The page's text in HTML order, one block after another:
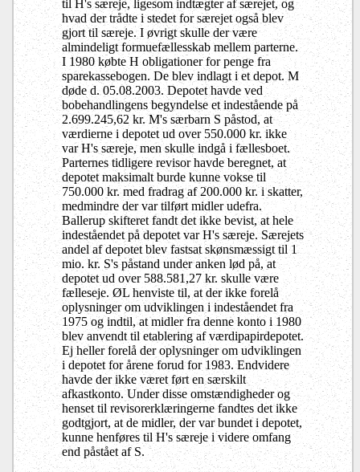
til H's særeje, ligesom indtægter af særejet, og
hvad der trådte i stedet for særejet også blev
gjort til særeje. I øvrigt skulle der være
almindeligt formuefællesskab mellem parterne.
I 1980 købte H obligationer for penge fra
sparekassebogen. De blev indlagt i et depot. M
døde d. 05.08.2003. Depotet havde ved
bobehandlingens begyndelse et indestående på
2.699.245,62 kr. M's særbarn S påstod, at
værdierne i depotet ud over 550.000 kr. ikke
var H's særeje, men skulle indgå i fællesboet.
Parternes tidligere revisor havde beregnet, at
depotet maksimalt burde kunne vokse til
750.000 kr. med fradrag af 200.000 kr. i skatter,
medmindre der var tilført midler udefra.
Ballerup skifteret fandt det ikke bevist, at hele
indeståendet på depotet var H's særeje. Særejets
andel af depotet blev fastsat skønsmæssigt til 1
mio. kr. S's påstand under anken lød på, at
depotet ud over 588.581,27 kr. skulle være
fælleseje. ØL henviste til, at der ikke forelå
oplysninger om udviklingen i indeståendet fra
1975 og indtil, at midler fra denne konto i 1980
blev anvendt til etablering af værdipapirdepotet.
Ej heller forelå der oplysninger om udviklingen
i depotet for årene forud for 1983. Endvidere
havde der ikke været ført en særskilt
afkastkonto. Under disse omstændigheder og
henset til revisorerklæringerne fandtes det ikke
godtgjort, at de midler, der var bundet i depotet,
kunne henføres til H's særeje i videre omfang
end påstået af S.